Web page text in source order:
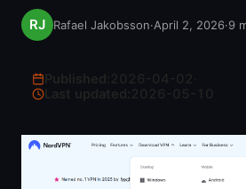
Rafael Jakobsson·April 2, 2026·9
Last updated: